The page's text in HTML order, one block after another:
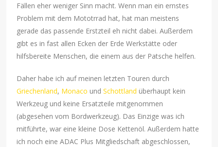
Fällen eher weniger Sinn macht. Wenn man ein ernstes
Problem mit dem Mototrrad hat, hat man meistens
gerade das passende Erstzteil eh nicht dabei. Außerdem
gibt es in fast allen Ecken der Erde Werkstätte oder
hilfsbereite Menschen, die einem aus der Patsche helfen.
Daher habe ich auf meinen letzten Touren durch
Griechenland, Monaco undSchottland überhaupt kein
Werkzeug und keine Ersatzteile mitgenommen
(abgesehen vom Bordwerkzeug). Das Einzige was ich
mitführte, war eine kleine Dose Kettenöl. Außerdem hatte
ich noch eine ADAC Plus Mitgliedschaft abgeschlossen,